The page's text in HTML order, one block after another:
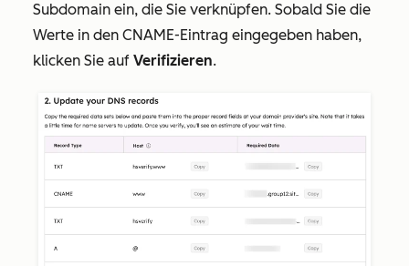
Subdomain ein, die Sie verknüpfen. Sobald Sie die
Werte in den CNAME-Eintrag eingegeben haben,
klicken Sie auf Verifizieren.